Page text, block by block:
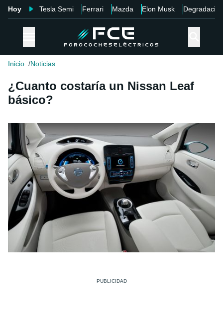
Hoy Tesla Semi Ferrari Mazda Elon Musk Degradación
Inicio Noticias
¿Cuanto costaría un Nissan Leaf
básico?